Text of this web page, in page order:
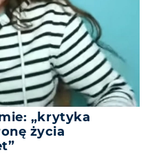
„krytyka
życia